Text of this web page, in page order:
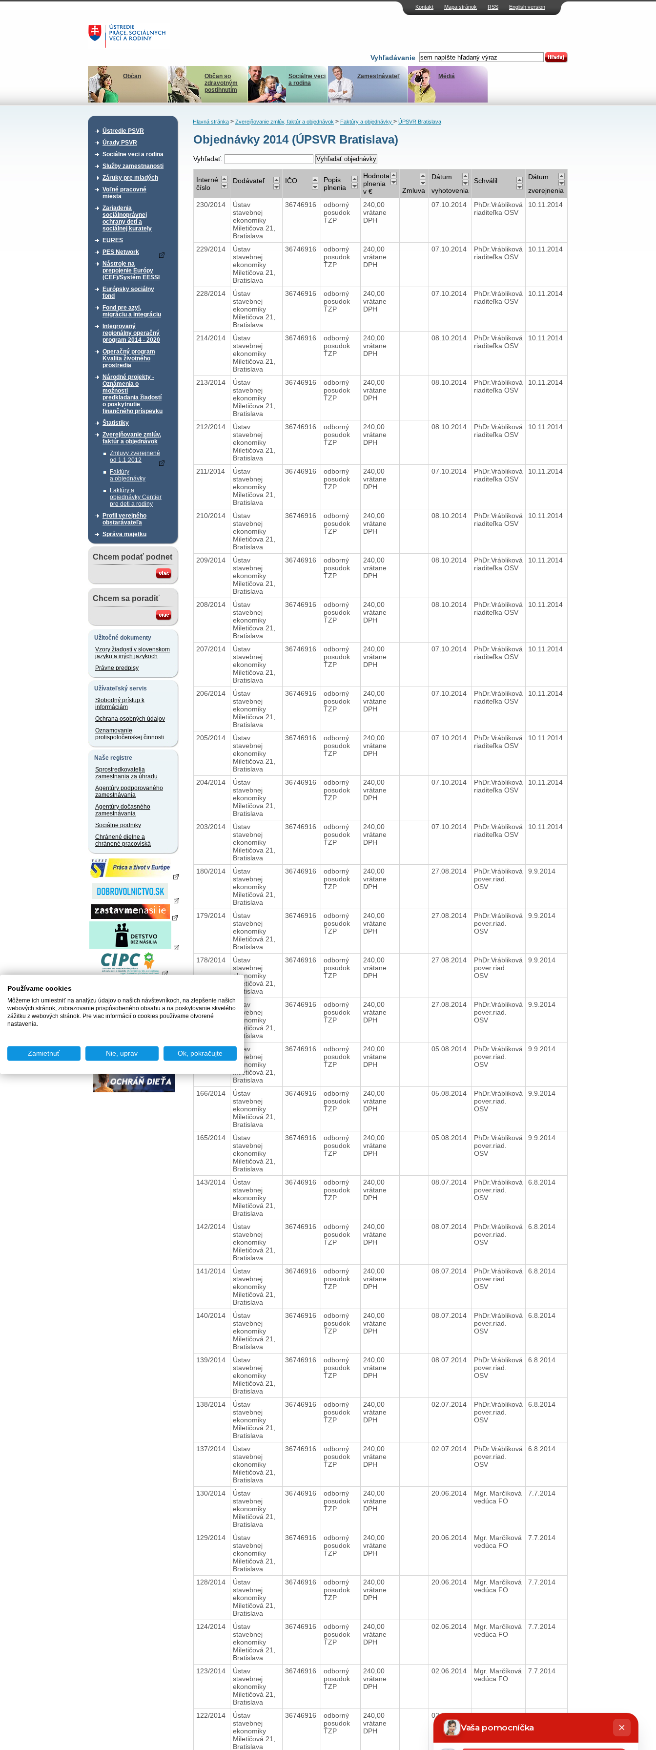
Kontakt Mapa stránok RSS English version
Vyhľadávanie
Občan
Občan so
zdravotným
postihnutím
Sociálne veci
a rodina
Zamestnávateľ Médiá
Ústredie PSVR
Úrady PSVR
Sociálne veci a rodina
Služby zamestnanosti
Záruky pre mladých
Voľné pracovné
miesta
Zariadenia
sociálnoprávnej
ochrany detí a
sociálnej kurately
EURES
PES Network
Nástroje na
prepojenie Európy
(CEF)/Systém EESSI
Európsky sociálny
fond
Fond pre azyl,
migráciu a integráciu
Integrovaný
regionálny operačný
program 2014 - 2020
Operačný program
Kvalita životného
prostredia
Národné projekty -
Oznámenia o
možnosti
predkladania žiadostí
o poskytnutie
finančného príspevku
Štatistiky
Zverejňovanie zmlúv,
faktúr a objednávok
Zmluvy zverejnené
od 1.1.2012
Faktúry
a objednávky
Faktúry a
objednávky Centier
pre deti a rodiny
Profil verejného
obstarávateľa
Správa majetku
Chcem podať podnet
Chcem sa poradiť
Užitočné dokumenty
Vzory žiadostí v slovenskom
jazyku a iných jazykoch
Právne predpisy
Užívateľský servis
Slobodný prístup k
informáciám
Ochrana osobných údajov
Oznamovanie
protispoločenskej činnosti
Naše registre
Sprostredkovatelia
zamestnania za úhradu
Agentúry podporovaného
zamestnávania
Agentúry dočasného
zamestnávania
Sociálne podniky
Chránené dielne a
chránené pracoviská
Hlavná stránka> Zverejňovanie zmlúv, faktúr a objednávok> Faktúry a objednávky > ÚPSVR Bratislava
Objednávky 2014 (ÚPSVR Bratislava)
Vyhľadať:
Interné
číslo
Dodávateľ IČO
Popis
plnenia
Hodnota
plnenia
v €
Zmluva
Dátum
vyhotovenia
Schválil
Dátum
zverejnenia
230/2014
Ústav
stavebnej
ekonomiky
Miletičova 21,
Bratislava
36746916
odborný
posudok
ŤZP
240,00
vrátane
DPH
07.10.2014
PhDr.Vrábliková
riaditeľka OSV
10.11.2014
229/2014
Ústav
stavebnej
ekonomiky
Miletičova 21,
Bratislava
36746916
odborný
posudok
ŤZP
240,00
vrátane
DPH
07.10.2014
PhDr.Vrábliková
riaditeľka OSV
10.11.2014
228/2014
Ústav
stavebnej
ekonomiky
Miletičova 21,
Bratislava
36746916
odborný
posudok
ŤZP
240,00
vrátane
DPH
07.10.2014
PhDr.Vrábliková
riaditeľka OSV
10.11.2014
214/2014
Ústav
stavebnej
ekonomiky
Miletičova 21,
Bratislava
36746916
odborný
posudok
ŤZP
240,00
vrátane
DPH
08.10.2014
PhDr.Vrábliková
riaditeľka OSV
10.11.2014
213/2014
Ústav
stavebnej
ekonomiky
Miletičova 21,
Bratislava
36746916
odborný
posudok
ŤZP
240,00
vrátane
DPH
08.10.2014
PhDr.Vrábliková
riaditeľka OSV
10.11.2014
212/2014
Ústav
stavebnej
ekonomiky
Miletičova 21,
Bratislava
36746916
odborný
posudok
ŤZP
240,00
vrátane
DPH
08.10.2014
PhDr.Vrábliková
riaditeľka OSV
10.11.2014
211/2014
Ústav
stavebnej
ekonomiky
Miletičova 21,
Bratislava
36746916
odborný
posudok
ŤZP
240,00
vrátane
DPH
07.10.2014
PhDr.Vrábliková
riaditeľka OSV
10.11.2014
210/2014
Ústav
stavebnej
ekonomiky
Miletičova 21,
Bratislava
36746916
odborný
posudok
ŤZP
240,00
vrátane
DPH
08.10.2014
PhDr.Vrábliková
riaditeľka OSV
10.11.2014
209/2014
Ústav
stavebnej
ekonomiky
Miletičova 21,
Bratislava
36746916
odborný
posudok
ŤZP
240,00
vrátane
DPH
08.10.2014
PhDr.Vrábliková
riaditeľka OSV
10.11.2014
208/2014
Ústav
stavebnej
ekonomiky
Miletičova 21,
Bratislava
36746916
odborný
posudok
ŤZP
240,00
vrátane
DPH
08.10.2014
PhDr.Vrábliková
riaditeľka OSV
10.11.2014
207/2014
Ústav
stavebnej
ekonomiky
Miletičova 21,
Bratislava
36746916
odborný
posudok
ŤZP
240,00
vrátane
DPH
07.10.2014
PhDr.Vrábliková
riaditeľka OSV
10.11.2014
206/2014
Ústav
stavebnej
ekonomiky
Miletičova 21,
Bratislava
36746916
odborný
posudok
ŤZP
240,00
vrátane
DPH
07.10.2014
PhDr.Vrábliková
riaditeľka OSV
10.11.2014
205/2014
Ústav
stavebnej
ekonomiky
Miletičova 21,
Bratislava
36746916
odborný
posudok
ŤZP
240,00
vrátane
DPH
07.10.2014
PhDr.Vrábliková
riaditeľka OSV
10.11.2014
204/2014
Ústav
stavebnej
ekonomiky
Miletičova 21,
Bratislava
36746916
odborný
posudok
ŤZP
240,00
vrátane
DPH
07.10.2014
PhDr.Vrábliková
riaditeľka OSV
10.11.2014
203/2014
Ústav
stavebnej
ekonomiky
Miletičova 21,
Bratislava
36746916
odborný
posudok
ŤZP
240,00
vrátane
DPH
07.10.2014
PhDr.Vrábliková
riaditeľka OSV
10.11.2014
180/2014
Ústav
stavebnej
ekonomiky
Miletičová 21,
Bratislava
36746916
odborný
posudok
ŤZP
240,00
vrátane
DPH
27.08.2014
PhDr.Vrábliková
pover.riad.
OSV
9.9.2014
179/2014
Ústav
stavebnej
ekonomiky
Miletičová 21,
Bratislava
36746916
odborný
posudok
ŤZP
240,00
vrátane
DPH
27.08.2014
PhDr.Vrábliková
pover.riad.
OSV
9.9.2014
178/2014
Ústav
stavebnej
ekonomiky
Miletičová 21,
Bratislava
36746916
odborný
posudok
ŤZP
240,00
vrátane
DPH
27.08.2014
PhDr.Vrábliková
pover.riad.
OSV
9.9.2014
177/2014
Ústav
stavebnej
ekonomiky
Miletičová 21,
Bratislava
36746916
odborný
posudok
ŤZP
240,00
vrátane
DPH
27.08.2014
PhDr.Vrábliková
pover.riad.
OSV
9.9.2014
167/2014
Ústav
stavebnej
ekonomiky
Miletičová 21,
Bratislava
36746916
odborný
posudok
ŤZP
240,00
vrátane
DPH
05.08.2014
PhDr.Vrábliková
pover.riad.
OSV
9.9.2014
166/2014
Ústav
stavebnej
ekonomiky
Miletičová 21,
Bratislava
36746916
odborný
posudok
ŤZP
240,00
vrátane
DPH
05.08.2014
PhDr.Vrábliková
pover.riad.
OSV
9.9.2014
165/2014
Ústav
stavebnej
ekonomiky
Miletičová 21,
Bratislava
36746916
odborný
posudok
ŤZP
240,00
vrátane
DPH
05.08.2014
PhDr.Vrábliková
pover.riad.
OSV
9.9.2014
143/2014
Ústav
stavebnej
ekonomiky
Miletičová 21,
Bratislava
36746916
odborný
posudok
ŤZP
240,00
vrátane
DPH
08.07.2014
PhDr.Vrábliková
pover.riad.
OSV
6.8.2014
142/2014
Ústav
stavebnej
ekonomiky
Miletičová 21,
Bratislava
36746916
odborný
posudok
ŤZP
240,00
vrátane
DPH
08.07.2014
PhDr.Vrábliková
pover.riad.
OSV
6.8.2014
141/2014
Ústav
stavebnej
ekonomiky
Miletičová 21,
Bratislava
36746916
odborný
posudok
ŤZP
240,00
vrátane
DPH
08.07.2014
PhDr.Vrábliková
pover.riad.
OSV
6.8.2014
140/2014
Ústav
stavebnej
ekonomiky
Miletičová 21,
Bratislava
36746916
odborný
posudok
ŤZP
240,00
vrátane
DPH
08.07.2014
PhDr.Vrábliková
pover.riad.
OSV
6.8.2014
139/2014
Ústav
stavebnej
ekonomiky
Miletičová 21,
Bratislava
36746916
odborný
posudok
ŤZP
240,00
vrátane
DPH
08.07.2014
PhDr.Vrábliková
pover.riad.
OSV
6.8.2014
138/2014
Ústav
stavebnej
ekonomiky
Miletičová 21,
Bratislava
36746916
odborný
posudok
ŤZP
240,00
vrátane
DPH
02.07.2014
PhDr.Vrábliková
pover.riad.
OSV
6.8.2014
137/2014
Ústav
stavebnej
ekonomiky
Miletičová 21,
Bratislava
36746916
odborný
posudok
ŤZP
240,00
vrátane
DPH
02.07.2014
PhDr.Vrábliková
pover.riad.
OSV
6.8.2014
130/2014
Ústav
stavebnej
ekonomiky
Miletičová 21,
Bratislava
36746916
odborný
posudok
ŤZP
240,00
vrátane
DPH
20.06.2014
Mgr. Marčíková
vedúca FO
7.7.2014
129/2014
Ústav
stavebnej
ekonomiky
Miletičová 21,
Bratislava
36746916
odborný
posudok
ŤZP
240,00
vrátane
DPH
20.06.2014
Mgr. Marčíková
vedúca FO
7.7.2014
128/2014
Ústav
stavebnej
ekonomiky
Miletičová 21,
Bratislava
36746916
odborný
posudok
ŤZP
240,00
vrátane
DPH
20.06.2014
Mgr. Marčíková
vedúca FO
7.7.2014
124/2014
Ústav
stavebnej
ekonomiky
Miletičová 21,
Bratislava
36746916
odborný
posudok
ŤZP
240,00
vrátane
DPH
02.06.2014
Mgr. Marčíková
vedúca FO
7.7.2014
123/2014
Ústav
stavebnej
ekonomiky
Miletičová 21,
Bratislava
36746916
odborný
posudok
ŤZP
240,00
vrátane
DPH
02.06.2014
Mgr. Marčíková
vedúca FO
7.7.2014
122/2014
Ústav
stavebnej
ekonomiky
Miletičová 21,
Bratislava
36746916
odborný
posudok
ŤZP
240,00
vrátane
DPH
02.06.2014
Mgr. Marčíková
riaditeľka OVS
7.7.2014
Vaša pomocníčka
Chatbot
píše
Používame cookies
Môžeme ich umiestniť na analýzu údajov o našich návštevníkoch, na zlepšenie našich
webových stránok, zobrazovanie prispôsobeného obsahu a na poskytovanie skvelého
zážitku z webových stránok. Pre viac informácií o cookies používame otvorené
nastavenia.
Zamietnuť Nie, uprav Ok, pokračujte